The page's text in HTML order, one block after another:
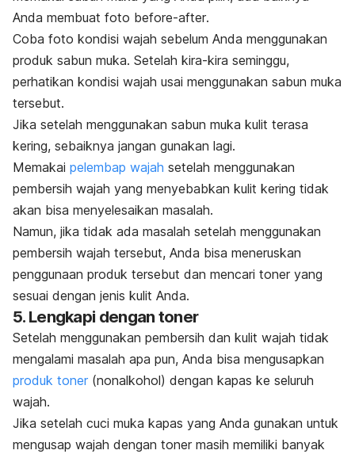
Anda membuat foto before-after.
Coba foto kondisi wajah sebelum Anda menggunakan
produk sabun muka. Setelah kira-kira seminggu,
perhatikan kondisi wajah usai menggunakan sabun muka
tersebut.
Jika setelah menggunakan sabun muka kulit terasa
kering, sebaiknya jangan gunakan lagi.
Memakai pelembap wajah setelah menggunakan
pembersih wajah yang menyebabkan kulit kering tidak
akan bisa menyelesaikan masalah.
Namun, jika tidak ada masalah setelah menggunakan
pembersih wajah tersebut, Anda bisa meneruskan
penggunaan produk tersebut dan mencari toner yang
sesuai dengan jenis kulit Anda.
5. Lengkapi dengan toner
Setelah menggunakan pembersih dan kulit wajah tidak
mengalami masalah apa pun, Anda bisa mengusapkan
produk toner (nonalkohol) dengan kapas ke seluruh
wajah.
Jika setelah cuci muka kapas yang Anda gunakan untuk
mengusap wajah dengan toner masih memiliki banyak